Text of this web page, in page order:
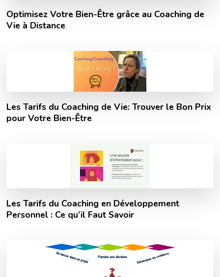
Optimisez Votre Bien-Être grâce au Coaching de
Vie à Distance
Les Tarifs du Coaching de Vie: Trouver le Bon Prix
pour Votre Bien-Être
Les Tarifs du Coaching en Développement
Personnel : Ce qu’il Faut Savoir